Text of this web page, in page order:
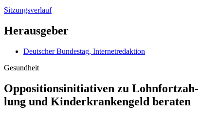
Sitzungsverlauf
Herausgeber
Deutscher Bundestag, Internetredaktion
Gesundheit
Oppositionsinitiativen zu Lohn­fort­zah­
lung und Kin­der­kranken­geld beraten